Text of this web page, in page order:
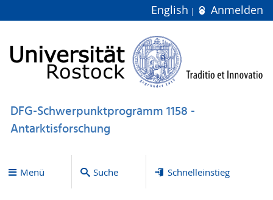
English Anmelden
DFG-Schwerpunktprogramm 1158 -
Antarktisforschung
Menü Suche Schnelleinstieg